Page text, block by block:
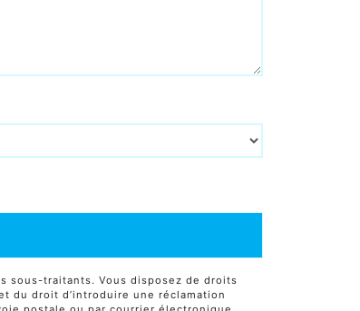
sous-traitants. Vous disposez de droits
du droit d’introduire une réclamation